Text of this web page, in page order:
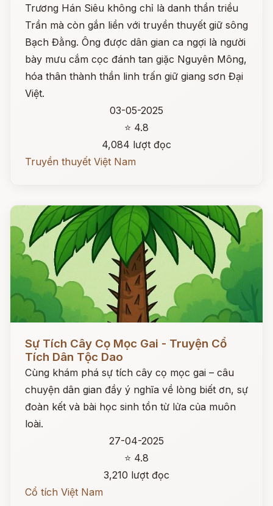
Trương Hán Siêu không chỉ là danh thần triều
Trần mà còn gắn liền với truyền thuyết giữ sông
Bạch Đằng. Ông được dân gian ca ngợi là người
bày mưu cắm cọc đánh tan giặc Nguyên Mông,
hóa thân thành thần linh trấn giữ giang sơn Đại
Việt.
03-05-2025
⭐ 4.8
4,084 lượt đọc
Truyền thuyết Việt Nam
Sự Tích Cây Cọ Mọc Gai - Truyện Cổ
Tích Dân Tộc Dao
Cùng khám phá sự tích cây cọ mọc gai – câu
chuyện dân gian đầy ý nghĩa về lòng biết ơn, sự
đoàn kết và bài học sinh tồn từ lửa của muôn
loài.
27-04-2025
⭐ 4.8
3,210 lượt đọc
Cổ tích Việt Nam